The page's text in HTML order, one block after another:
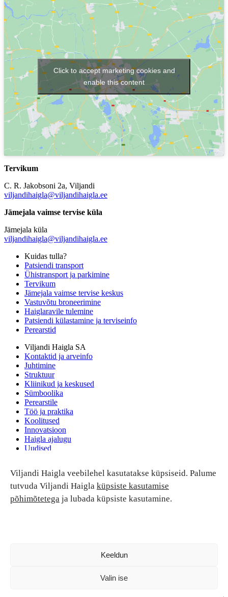
Viljandi Haigla veebilehel kasutatakse küpsiseid. Palume
tutvuda Viljandi Haigla küpsiste kasutamise
põhimõtetega ja lubada küpsiste kasutamine.
Keeldun
Valin ise
Click to accept marketing cookies and
enable this content
Tervikum
C. R. Jakobsoni 2a, Viljandi
viljandihaigla@viljandihaigla.ee
Jämejala vaimse tervise küla
Jämejala küla
viljandihaigla@viljandihaigla.ee
Kuidas tulla?
Patsiendi transport
Ühistransport ja parkimine
Tervikum
Jämejala vaimse tervise keskus
Vastuvõtu broneerimine
Haiglaravile tulemine
Patsiendi külastamine ja terviseinfo
Perearstid
Viljandi Haigla SA
Kontaktid ja arveinfo
Juhtimine
Struktuur
Kliinikud ja keskused
Sümboolika
Perearstile
Töö ja praktika
Koolitused
Innovatsioon
Haigla ajalugu
Uudised
Patsiendi turvalisus ja õigused
Patsiendi õigused ja kohustused
Patsiendiohutus
Patsientide nõukoda